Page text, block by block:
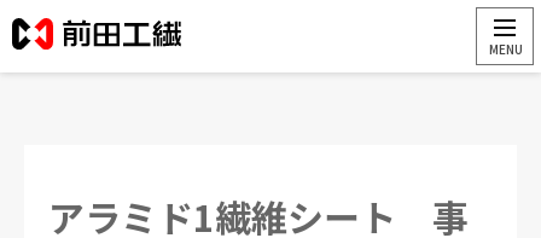
アラミド1繊維シート 事